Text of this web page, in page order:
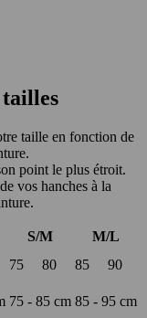
taille en fonction de
point le plus étroit.
vos hanches à la
S/M
M/L
75 80 85
90
75 - 85 cm 85 - 95 cm